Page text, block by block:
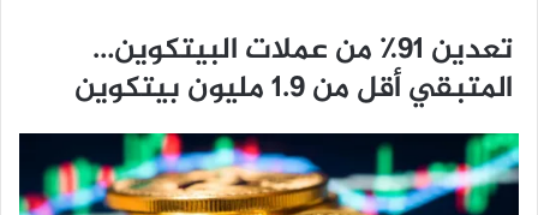
تعدين 91٪ من عملات البيتكوين…
المتبقي أقل من 1.9 مليون بيتكوين